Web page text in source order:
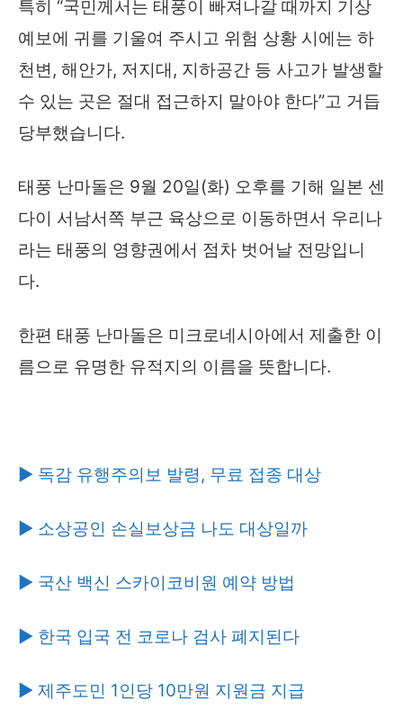
특히 “국민께서는 태풍이 빠져나갈 때까지 기상
예보에 귀를 기울여 주시고 위험 상황 시에는 하
천변, 해안가, 저지대, 지하공간 등 사고가 발생할
수 있는 곳은 절대 접근하지 말아야 한다”고 거듭
당부했습니다.
태풍 난마돌은 9월 20일(화) 오후를 기해 일본 센
다이 서남서쪽 부근 육상으로 이동하면서 우리나
라는 태풍의 영향권에서 점차 벗어날 전망입니
다.
한편 태풍 난마돌은 미크로네시아에서 제출한 이
름으로 유명한 유적지의 이름을 뜻합니다.
▶ 독감 유행주의보 발령, 무료 접종 대상
▶ 소상공인 손실보상금 나도 대상일까
▶ 국산 백신 스카이코비원 예약 방법
▶ 한국 입국 전 코로나 검사 폐지된다
▶ 제주도민 1인당 10만원 지원금 지급